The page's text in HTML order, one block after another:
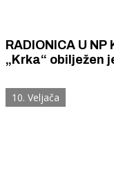
RADIONICA U
„Krka“ obilježen
10. Veljača